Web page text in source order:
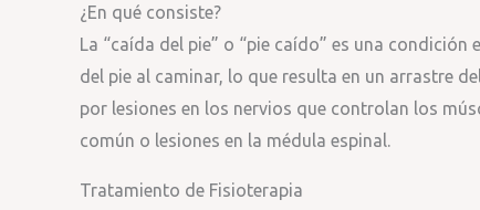
¿En qué consiste?
La “caída del pie” o “pie caído” es una
del pie al caminar, lo que resulta en un arrastre
por lesiones en los nervios que controlan los
común o lesiones en la médula espinal.
Tratamiento de Fisioterapia